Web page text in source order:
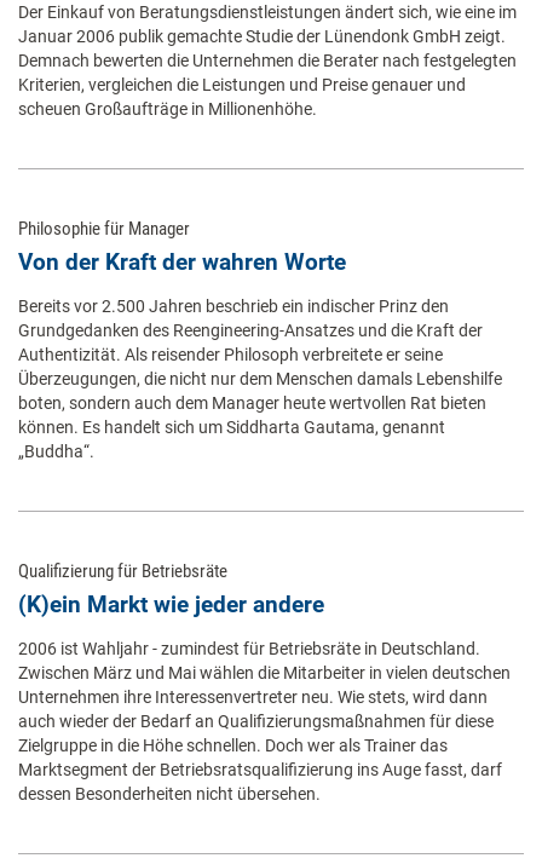
Der Einkauf von Beratungsdienstleistungen ändert sich, wie eine im
Januar 2006 publik gemachte Studie der Lünendonk GmbH zeigt.
Demnach bewerten die Unternehmen die Berater nach festgelegten
Kriterien, vergleichen die Leistungen und Preise genauer und
scheuen Großaufträge in Millionenhöhe.
Philosophie für Manager
Von der Kraft der wahren Worte
Bereits vor 2.500 Jahren beschrieb ein indischer Prinz den
Grundgedanken des Reengineering-Ansatzes und die Kraft der
Authentizität. Als reisender Philosoph verbreitete er seine
Überzeugungen, die nicht nur dem Menschen damals Lebenshilfe
boten, sondern auch dem Manager heute wertvollen Rat bieten
können. Es handelt sich um Siddharta Gautama, genannt
„Buddha“.
Qualifizierung für Betriebsräte
(K)ein Markt wie jeder andere
2006 ist Wahljahr - zumindest für Betriebsräte in Deutschland.
Zwischen März und Mai wählen die Mitarbeiter in vielen deutschen
Unternehmen ihre Interessenvertreter neu. Wie stets, wird dann
auch wieder der Bedarf an Qualifizierungsmaßnahmen für diese
Zielgruppe in die Höhe schnellen. Doch wer als Trainer das
Marktsegment der Betriebsratsqualifizierung ins Auge fasst, darf
dessen Besonderheiten nicht übersehen.